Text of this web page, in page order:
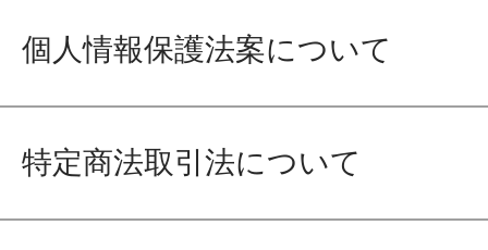
個人情報保護法案について
特定商法取引法について